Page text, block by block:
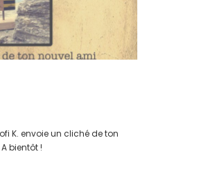
K. envoie un cliché de ton
nouvel ami et rejoins le Club K. A bientôt !